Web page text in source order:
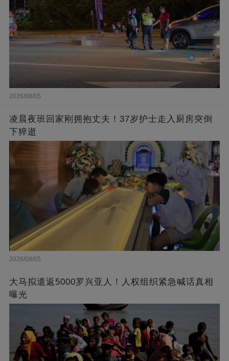
2026/08/05
凌晨夜班回家刚拥抱丈夫！37岁护士走入厨房突倒
下猝逝
2026/08/05
大马拟遣返5000罗兴亚人！人权组织紧急喊话真相
曝光